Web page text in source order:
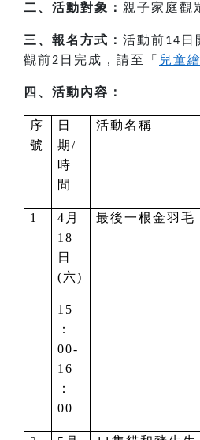
二、活動對象： 親子家庭觀
三、報名方式： 活動前14 日
觀前2 日完成，請至「 兒童
四、活動內容：
序
號
日
期/
時
間
活動名稱
1 4 月
18
日
(六)
15
：
00-
16
：
00
最後一根金羽毛